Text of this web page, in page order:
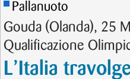
Pallanuoto
Gouda (Olanda), 25
Qualificazione
L’Italia